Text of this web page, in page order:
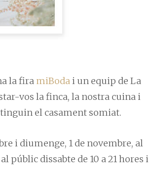
la fira miBodai un equip de La
vos la finca, la nostra cuina i
el casament somiat.
i diumenge, 1 de novembre, al
públic dissabte de 10 a 21 hores i